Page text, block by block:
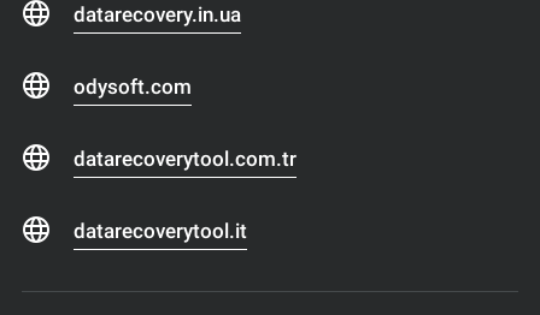
datarecovery.in.ua
odysoft.com
datarecoverytool.com.tr
datarecoverytool.it